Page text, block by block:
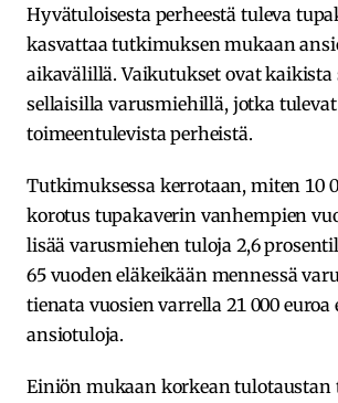
Hyvätuloisesta perheestä tuleva
kasvattaa tutkimuksen mukaan
aikavälillä. Vaikutukset ovat
sellaisilla varusmiehillä, jotka
toimeentulevista perheistä.
Tutkimuksessa kerrotaan, miten 10
korotus tupakaverin vanhempien
lisää varusmiehen tuloja 2,6
65 vuoden eläkeikään mennessä
tienata vuosien varrella 21 000 euroa
ansiotuloja.
Einiön mukaan korkean tulotaustan